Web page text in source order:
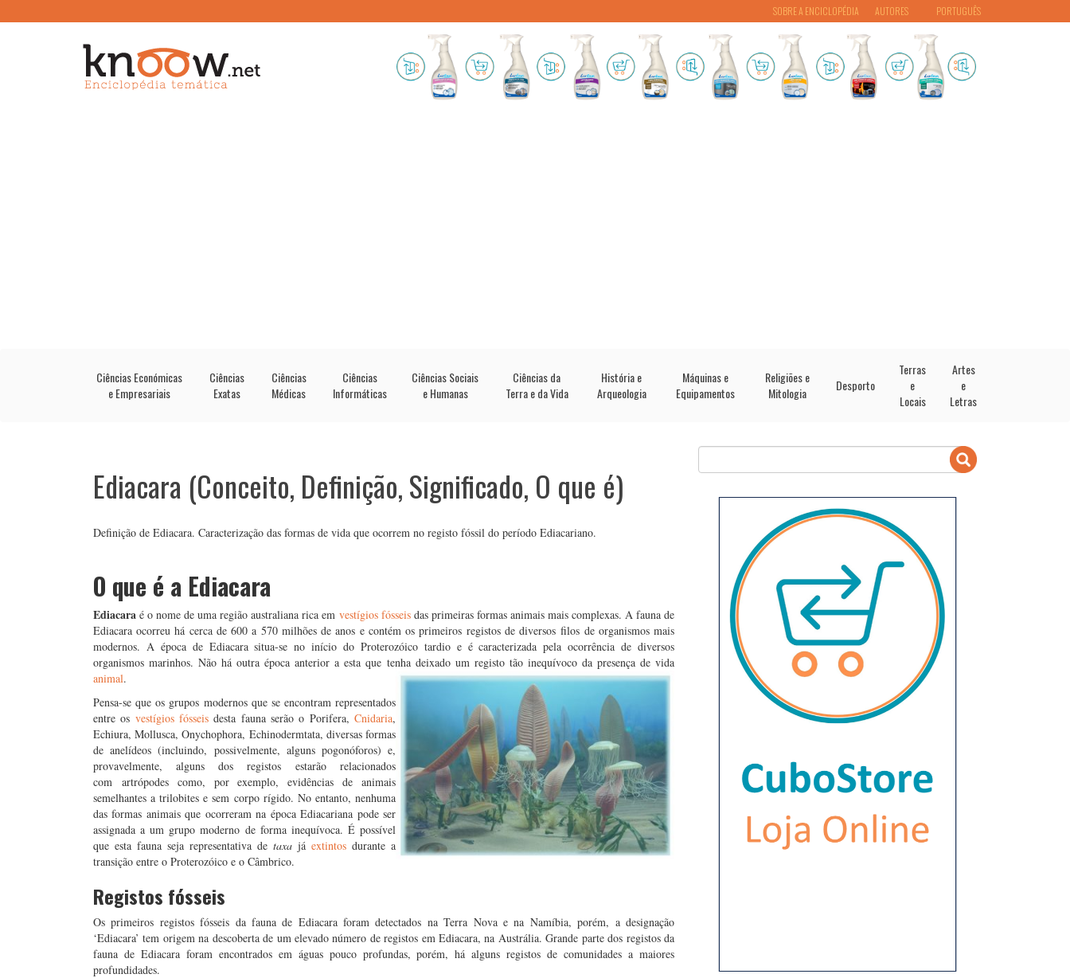
PORTUGUÊS
SOBRE A ENCICLOPÉDIA AUTORES
Ciências Económicas
e Empresariais
Ciências
Exatas
Ciências
Médicas
Ciências
Informáticas
Ciências Sociais
e Humanas
Ciências da
Terra e da Vida
História e
Arqueologia
Máquinas e
Equipamentos
Religiões e
Mitologia
Desporto
Terras
e
Locais
Artes
e
Letras
Ediacara (Conceito, Definição, Significado, O que é)
Definição de Ediacara. Caracterização das formas de vida que ocorrem no registo fóssil do período Ediacariano.
O que é a Ediacara
Ediacara é o nome de uma região australiana rica em vestígios fósseisdas primeiras formas animais mais complexas. A fauna de
Ediacara ocorreu há cerca de 600 a 570 milhões de anos e contém os primeiros registos de diversos filos de organismos mais
modernos. A época de Ediacara situa-se no início do Proterozóico tardio e é caracterizada pela ocorrência de diversos
organismos marinhos. Não há outra época anterior a esta que tenha deixado um registo tão inequívoco da presença de vida
animal.
Pensa-se que os grupos modernos que se encontram representados
entre os vestígios fósseis desta fauna serão o Porifera,Cnidaria,
Echiura, Mollusca, Onychophora, Echinodermtata, diversas formas
de anelídeos (incluindo, possivelmente, alguns pogonóforos) e,
provavelmente, alguns dos registos estarão relacionados
com artrópodes como, por exemplo, evidências de animais
semelhantes a trilobites e sem corpo rígido. No entanto, nenhuma
das formas animais que ocorreram na época Ediacariana pode ser
assignada a um grupo moderno de forma inequívoca. É possível
que esta fauna seja representativa de taxa já extintos durante a
transição entre o Proterozóico e o Câmbrico.
Registos fósseis
Os primeiros registos fósseis da fauna de Ediacara foram detectados na Terra Nova e na Namíbia, porém, a designação
‘Ediacara’ tem origem na descoberta de um elevado número de registos em Ediacara, na Austrália. Grande parte dos registos da
fauna de Ediacara foram encontrados em águas pouco profundas, porém, há alguns registos de comunidades a maiores
profundidades.